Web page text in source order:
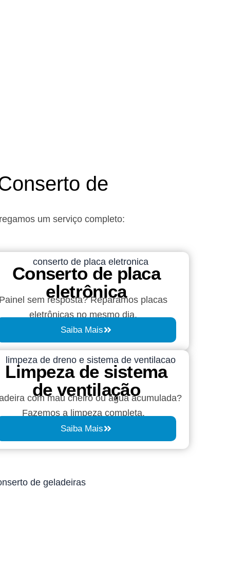
de
um serviço completo:
Conserto de placa
eletrônica
Painel sem resposta? Reparamos placas
eletrônicas no mesmo dia.
Saiba Mais
Limpeza de sistema
de ventilação
com mau cheiro ou água acumulada?
Fazemos a limpeza completa.
Saiba Mais